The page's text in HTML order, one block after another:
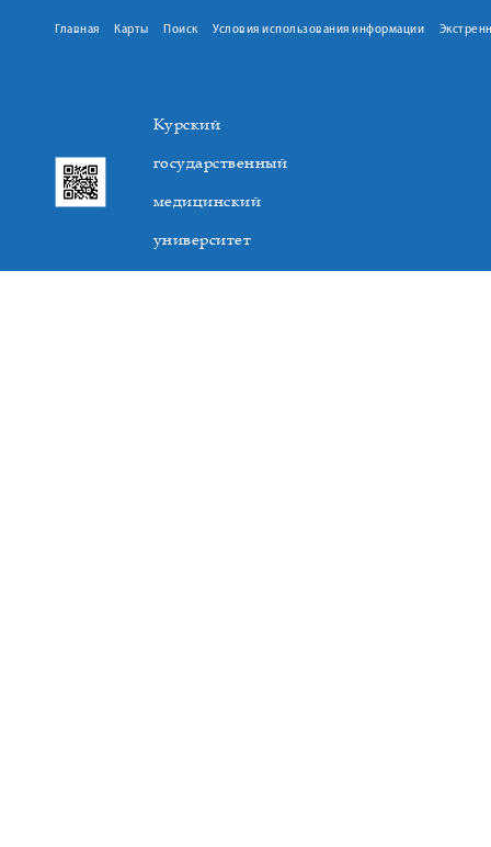
Главная Карты Поиск Условия использования информации
Курский
государственный
медицинский
университет